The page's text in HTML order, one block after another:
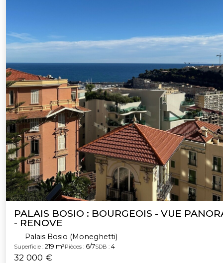
PALAIS BOSIO : BOURGEOIS - VUE
- RENOVE
Palais Bosio (Moneghetti)
Superficie : 219 m²Pièces : 6/7SDB : 4
32 000 €